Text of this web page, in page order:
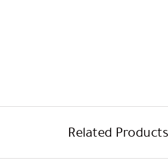
Related Products